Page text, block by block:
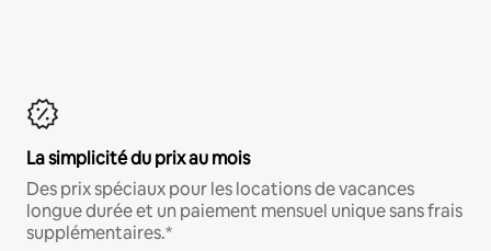
La simplicité du prix au mois
Des prix spéciaux pour les locations de vacances
longue durée et un paiement mensuel unique sans frais
supplémentaires.*